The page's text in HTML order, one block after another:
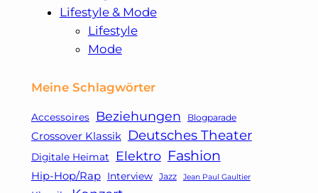
Lifestyle & Mode
Lifestyle
Mode
Meine Schlagwörter
Accessoires Beziehungen Blogparade
Crossover Klassik Deutsches Theater
Digitale Heimat Elektro Fashion
Hip-Hop/Rap Interview Jazz Jean Paul Gaultier